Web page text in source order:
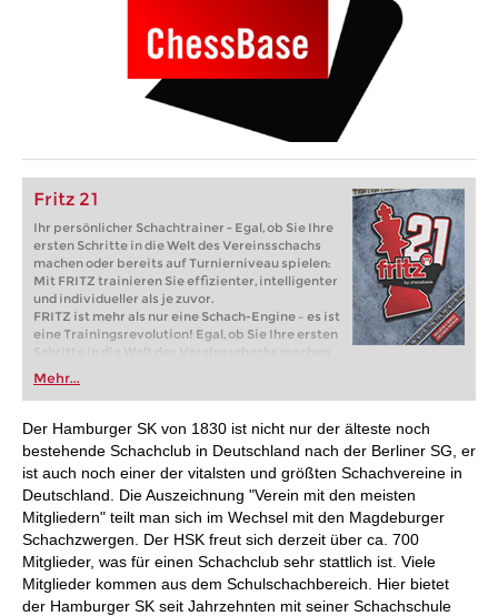
Fritz 21
Ihr persönlicher Schachtrainer - Egal, ob Sie Ihre
ersten Schritte in die Welt des Vereinsschachs
machen oder bereits auf Turnierniveau spielen:
Mit FRITZ trainieren Sie effizienter, intelligenter
und individueller als je zuvor.
FRITZ ist mehr als nur eine Schach-Engine – es ist
eine Trainingsrevolution! Egal, ob Sie Ihre ersten
Schritte in die Welt des Vereinsschachs machen
oder bereits auf Turnierniveau spielen: Mit
FRITZ trainieren Sie effizienter, intelligenter und
individueller als je zuvor.
Mehr...
Der Hamburger SK von 1830 ist nicht nur der älteste noch
bestehende Schachclub in Deutschland nach der Berliner SG, er
ist auch noch einer der vitalsten und größten Schachvereine in
Deutschland. Die Auszeichnung "Verein mit den meisten
Mitgliedern" teilt man sich im Wechsel mit den Magdeburger
Schachzwergen. Der HSK freut sich derzeit über ca. 700
Mitglieder, was für einen Schachclub sehr stattlich ist. Viele
Mitglieder kommen aus dem Schulschachbereich. Hier bietet
der Hamburger SK seit Jahrzehnten mit seiner Schachschule